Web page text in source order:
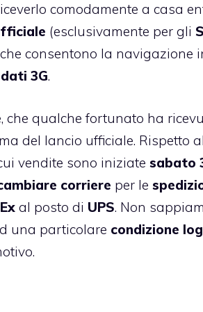
comodamente a casa
(esclusivamente per gli
consentono la navigazione
3G.
che qualche fortunato ha
del lancio ufficiale. Rispetto
vendite sono iniziate sabato
corriere per le
al posto di UPS. Non
una particolare condizione